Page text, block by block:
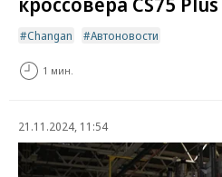
Changan Автоновости
1 мин.
21.11.2024, 11:54